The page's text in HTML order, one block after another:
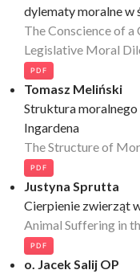
dylematy moralne w
The Conscience of
Legislative Moral
PDF
Tomasz Meliński
Struktura
Ingardena
The Structure of
PDF
Justyna Sprutta
Cierpienie zwierząt
Animal Suffering in
PDF
o. Jacek Salij OP